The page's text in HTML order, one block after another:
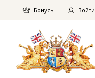
Бонусы Войти